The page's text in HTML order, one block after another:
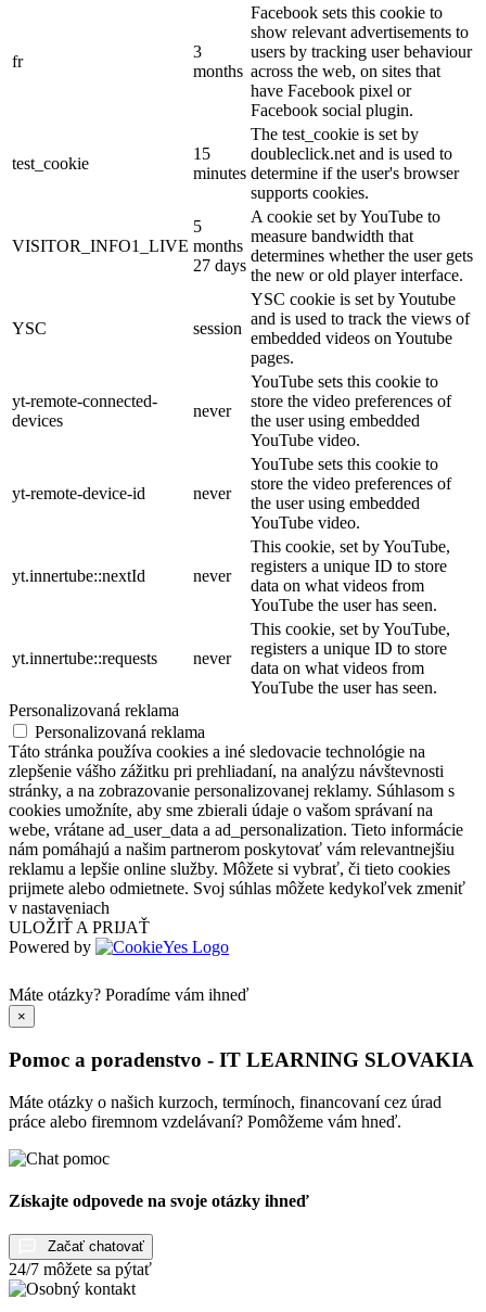
fr
3
months
Facebook sets this cookie to
show relevant advertisements to
users by tracking user behaviour
across the web, on sites that
have Facebook pixel or
Facebook social plugin.
test_cookie
15
minutes
The test_cookie is set by
doubleclick.net and is used to
determine if the user's browser
supports cookies.
VISITOR_INFO1_LIVE
5
months
27 days
A cookie set by YouTube to
measure bandwidth that
determines whether the user gets
the new or old player interface.
YSC session
YSC cookie is set by Youtube
and is used to track the views of
embedded videos on Youtube
pages.
yt-remote-connected-
devices
never
YouTube sets this cookie to
store the video preferences of
the user using embedded
YouTube video.
yt-remote-device-id never
YouTube sets this cookie to
store the video preferences of
the user using embedded
YouTube video.
yt.innertube::nextId never
This cookie, set by YouTube,
registers a unique ID to store
data on what videos from
YouTube the user has seen.
yt.innertube::requests never
This cookie, set by YouTube,
registers a unique ID to store
data on what videos from
YouTube the user has seen.
Personalizovaná reklama
Personalizovaná reklama
Táto stránka používa cookies a iné sledovacie technológie na
zlepšenie vášho zážitku pri prehliadaní, na analýzu návštevnosti
stránky, a na zobrazovanie personalizovanej reklamy. Súhlasom s
cookies umožníte, aby sme zbierali údaje o vašom správaní na
webe, vrátane ad_user_data a ad_personalization. Tieto informácie
nám pomáhajú a našim partnerom poskytovať vám relevantnejšiu
reklamu a lepšie online služby. Môžete si vybrať, či tieto cookies
prijmete alebo odmietnete. Svoj súhlas môžete kedykoľvek zmeniť
v nastaveniach
ULOŽIŤ A PRIJAŤ
Powered by
Máte otázky? Poradíme vám ihneď
×
Pomoc a poradenstvo - IT LEARNING SLOVAKIA
Máte otázky o našich kurzoch, termínoch, financovaní cez úrad
práce alebo firemnom vzdelávaní? Pomôžeme vám hneď.
Získajte odpovede na svoje otázky ihneď
Začať chatovať
24/7 môžete sa pýtať